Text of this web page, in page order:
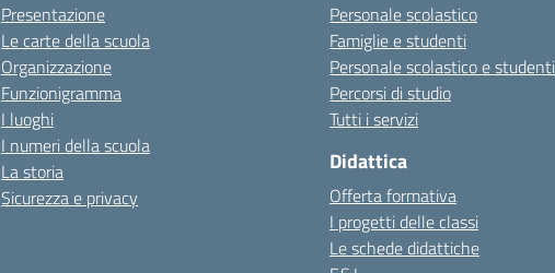
Presentazione
Le carte della scuola
Organizzazione
Funzionigramma
I luoghi
I numeri della scuola
La storia
Sicurezza e privacy
Personale scolastico
Famiglie e studenti
Personale scolastico e studenti
Percorsi di studio
Tutti i servizi
Didattica
Offerta formativa
I progetti delle classi
Le schede didattiche